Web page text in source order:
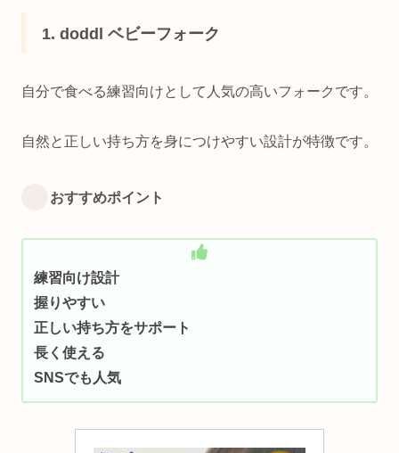
1. doddl ベビーフォーク
自分で食べる練習向けとして人気の高いフォークです。
自然と正しい持ち方を身につけやすい設計が特徴です。
おすすめポイント
練習向け設計
握りやすい
正しい持ち方をサポート
長く使える
SNSでも人気